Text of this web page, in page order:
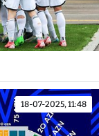
18-07-2025, 11:48